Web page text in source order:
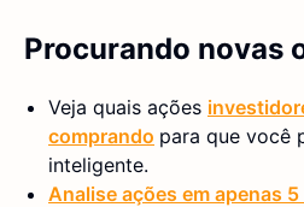
Procurando novas
Veja quais ações
comprando para que você
inteligente.
Analise ações em apenas